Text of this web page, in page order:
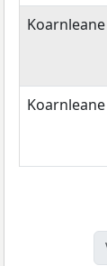
Koarnleane
Koarnleane